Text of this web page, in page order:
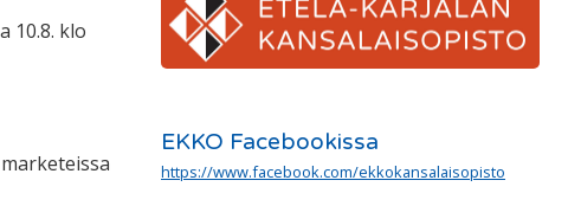
10.8. klo
EKKO Facebookissa
https://www.facebook.com/ekkokansalaisopisto